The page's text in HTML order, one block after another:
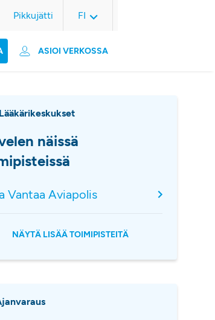
ASIOI VERKOSSA
Pikkujätti FI
Lääkärikeskukset
näissä
Vantaa Aviapolis
NÄYTÄ LISÄÄ TOIMIPISTEITÄ